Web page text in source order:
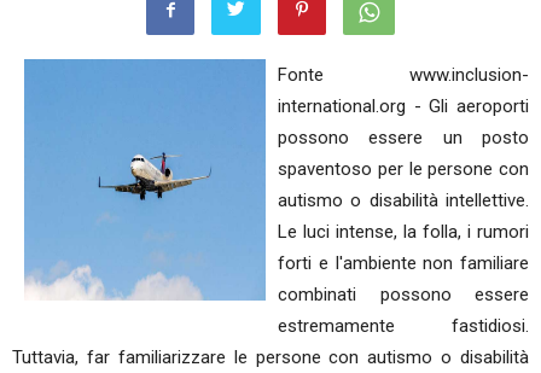
Fonte www.inclusion-
international.org - Gli aeroporti
possono essere un posto
spaventoso per le persone con
autismo o disabilità intellettive.
Le luci intense, la folla, i rumori
forti e l'ambiente non familiare
combinati possono essere
estremamente fastidiosi.
Tuttavia, far familiarizzare le persone con autismo o disabilità